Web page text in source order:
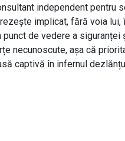
independent pentru
implicat, fără voia
de vedere a
necunoscute, așa că
captivă în infernul